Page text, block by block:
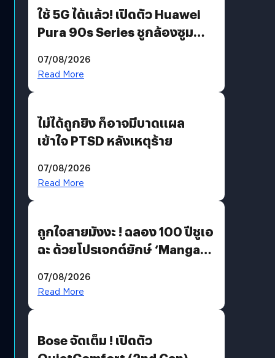
ใช้ 5G ได้แล้ว! เปิดตัว Huawei
Pura 90s Series ชูกล้องซูม
07/08/2026
Read More
ไม่ได้ถูกยิง ก็อาจมีบาดแผล
เข้าใจ PTSD หลังเหตุร้าย
07/08/2026
Read More
ถูกใจสายมังงะ ! ฉลอง 100 ปีชูเอ
ฉะ ด้วยโปรเจกต์ยักษ์ ‘Manga
มีภาษาไทยด้วย
07/08/2026
Read More
Bose จัดเต็ม ! เปิดตัว